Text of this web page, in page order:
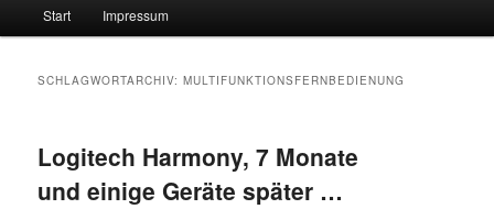
Start Impressum
SCHLAGWORTARCHIV:MULTIFUNKTIONSFERNBEDIENUNG
Logitech Harmony, 7 Monate
und einige Geräte später …